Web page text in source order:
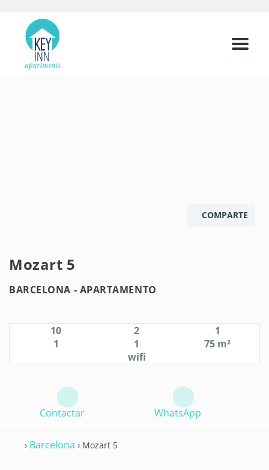
Menu
COMPARTE
Mozart 5
BARCELONA - APARTAMENTO
10 2
1
1
1
75 m²
wifi
Contactar WhatsApp
› Barcelona › Mozart 5